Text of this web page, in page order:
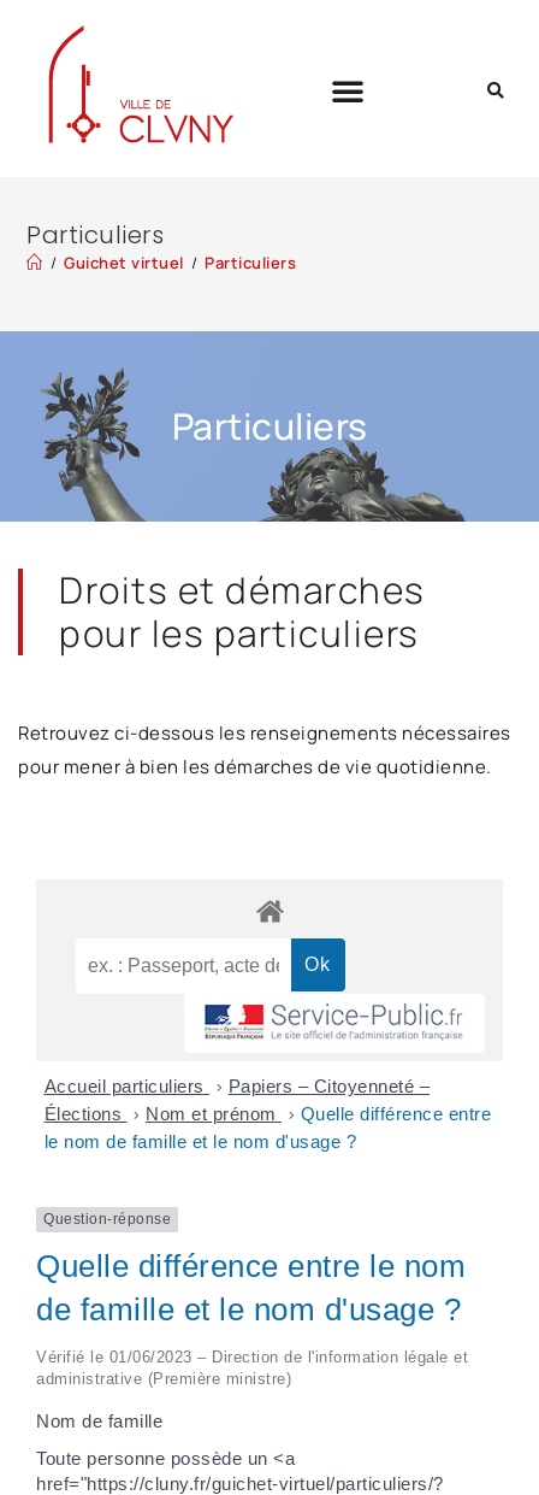
Particuliers
/ Guichet virtuel / Particuliers
Particuliers
Droits et démarches
pour les particuliers
Retrouvez ci-dessous les renseignements nécessaires
pour mener à bien les démarches de vie quotidienne.
Accueil particuliers > Papiers – Citoyenneté –
Élections
> Nom et prénom > Quelle différence entre
le nom de famille et le nom d'usage ?
Question-réponse
Quelle différence entre le nom
de famille et le nom d'usage ?
Vérifié le 01/06/2023 – Direction de l'information légale et
administrative (Première ministre)
Nom de famille
Toute personne possède un <a
href="https://cluny.fr/guichet-virtuel/particuliers/?